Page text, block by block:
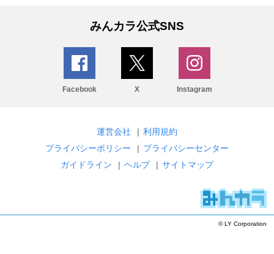
みんカラ公式SNS
Facebook X Instagram
運営会社 | 利用規約
プライバシーポリシー
| プライバシーセンター
ガイドライン
| ヘルプ | サイトマップ
© LY Corporation